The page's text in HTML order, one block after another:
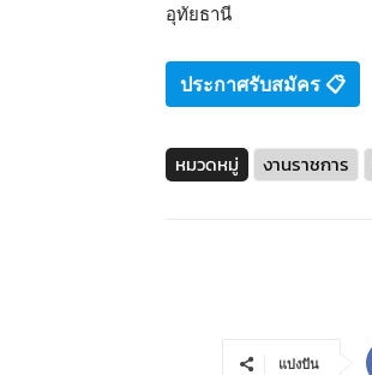
อุทัยธานี
ประกาศรับสมัคร 📋
หมวดหมู่ งานราชการ
แบ่งปัน